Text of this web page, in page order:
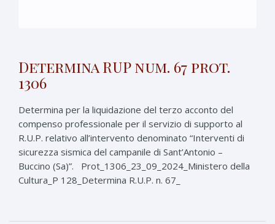
Determina RUP num. 67 prot.
1306
Determina per la liquidazione del terzo acconto del
compenso professionale per il servizio di supporto al
R.U.P. relativo all’intervento denominato “Interventi di
sicurezza sismica del campanile di Sant’Antonio –
Buccino (Sa)”. Prot_1306_23_09_2024_Ministero della
Cultura_P 128_Determina R.U.P. n. 67_